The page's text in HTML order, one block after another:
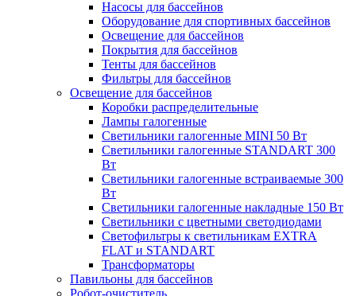
Насосы для бассейнов
Оборудование для спортивных бассейнов
Освещение для бассейнов
Покрытия для бассейнов
Тенты для бассейнов
Фильтры для бассейнов
Освещение для бассейнов
Коробки распределительные
Лампы галогенные
Светильники галогенные MINI 50 Вт
Светильники галогенные STANDART 300
Вт
Светильники галогенные встраиваемые 300
Вт
Светильники галогенные накладные 150 Вт
Светильники с цветными светодиодами
Светофильтры к светильникам EXTRA
FLAT и STANDART
Трансформаторы
Павильоны для бассейнов
Робот-очиститель